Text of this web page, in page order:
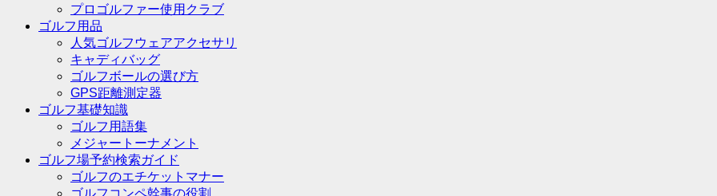
プロゴルファー使用クラブ
ゴルフ用品
人気ゴルフウェアアクセサリ
キャディバッグ
ゴルフボールの選び方
GPS距離測定器
ゴルフ基礎知識
ゴルフ用語集
メジャートーナメント
ゴルフ場予約検索ガイド
ゴルフのエチケットマナー
ゴルフコンペ幹事の役割